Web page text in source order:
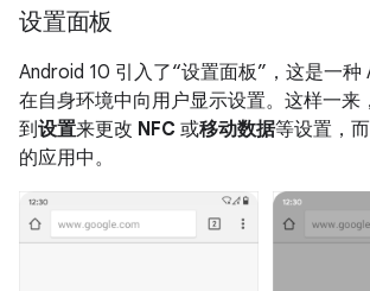
设置面板
Android 10 引入了“设置面板”，这是一种
在自身环境中向用户显示设置。 这样一来
到设置来更改 NFC 或移动数据等设置，
的应用中。